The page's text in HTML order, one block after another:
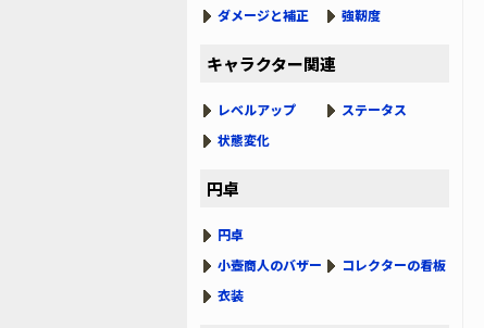
ダメージと補正
強靭度
キャラクター関連
レベルアップ
ステータス
状態変化
円卓
円卓
小壺商人のバザー
コレクターの看板
衣装